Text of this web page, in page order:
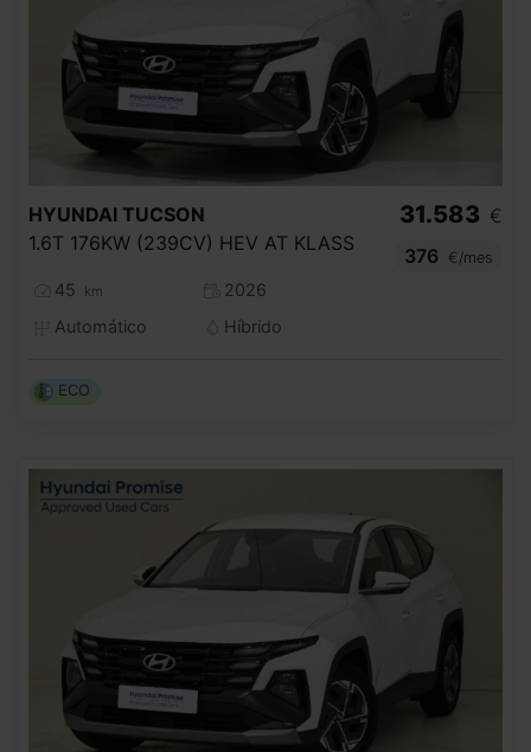
HYUNDAI TUCSON
1.6T 176KW (239CV) HEV AT KLASS
45 km
2026
Automático
Híbrido
31.583 €
376
€/mes
ECO